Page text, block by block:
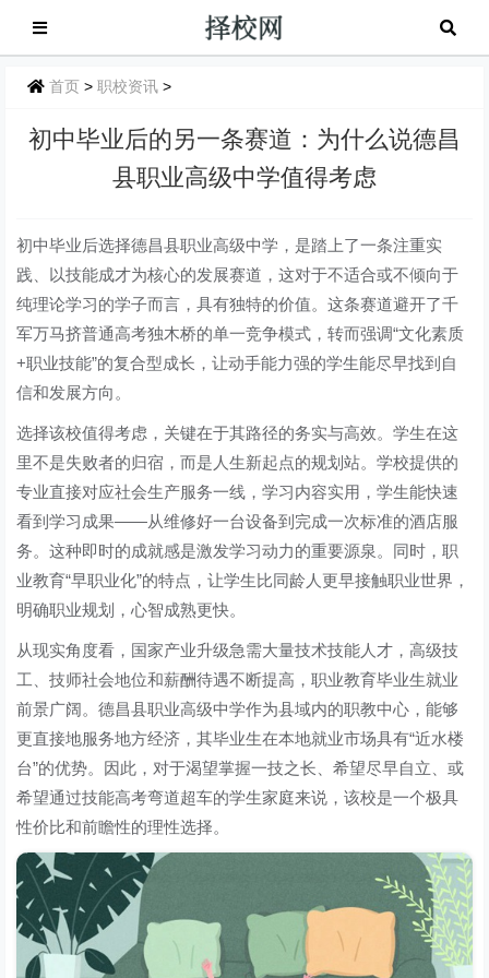
首页 >职校资讯 >
初中毕业后的另一条赛道：为什么说德昌
县职业高级中学值得考虑
初中毕业后选择德昌县职业高级中学，是踏上了一条注重实
践、以技能成才为核心的发展赛道，这对于不适合或不倾向于
纯理论学习的学子而言，具有独特的价值。这条赛道避开了千
军万马挤普通高考独木桥的单一竞争模式，转而强调“文化素质
+职业技能”的复合型成长，让动手能力强的学生能尽早找到自
信和发展方向。
选择该校值得考虑，关键在于其路径的务实与高效。学生在这
里不是失败者的归宿，而是人生新起点的规划站。学校提供的
专业直接对应社会生产服务一线，学习内容实用，学生能快速
看到学习成果——从维修好一台设备到完成一次标准的酒店服
务。这种即时的成就感是激发学习动力的重要源泉。同时，职
业教育“早职业化”的特点，让学生比同龄人更早接触职业世界，
明确职业规划，心智成熟更快。
从现实角度看，国家产业升级急需大量技术技能人才，高级技
工、技师社会地位和薪酬待遇不断提高，职业教育毕业生就业
前景广阔。德昌县职业高级中学作为县域内的职教中心，能够
更直接地服务地方经济，其毕业生在本地就业市场具有“近水楼
台”的优势。因此，对于渴望掌握一技之长、希望尽早自立、或
希望通过技能高考弯道超车的学生家庭来说，该校是一个极具
性价比和前瞻性的理性选择。